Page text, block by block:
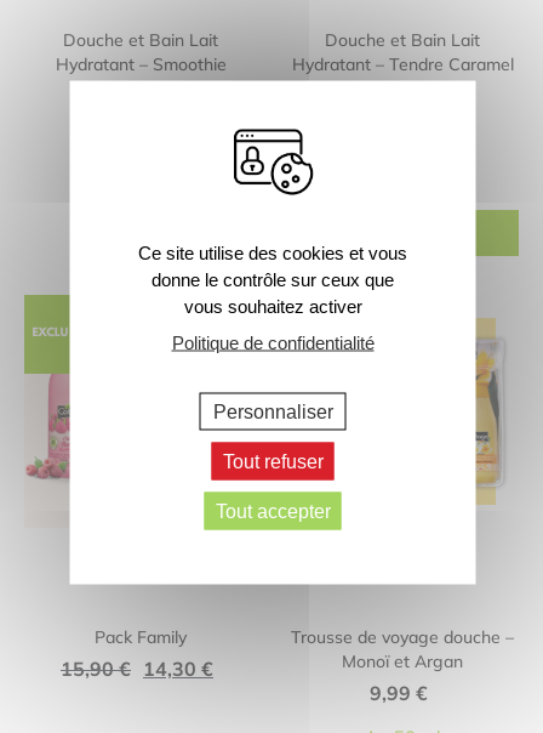
Douche et Bain Lait
Hydratant – Smoothie
Passion
Douche et Bain Lait
Hydratant – Tendre Caramel
Pack Family
15,90€ Le
14,30 €
Trousse de voyage douche –
Monoï et Argan
9,99 €
Ce site utilise des cookies et vous
donne le contrôle sur ceux que
vous souhaitez activer
Politique de confidentialité
Personnaliser
Tout refuser
Tout accepter